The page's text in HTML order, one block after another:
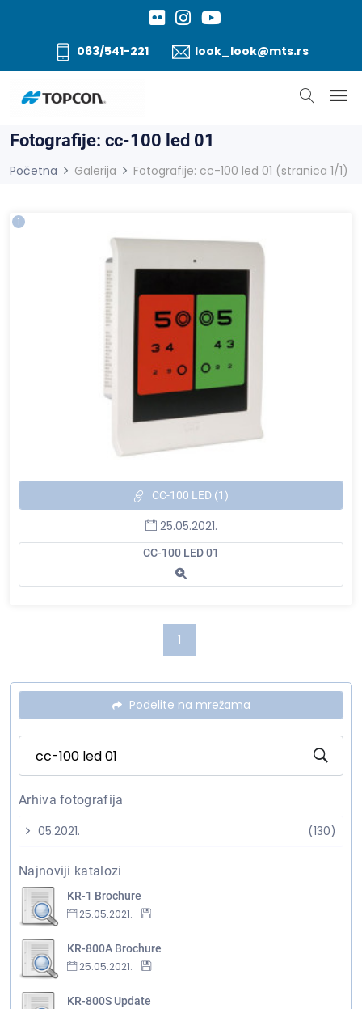
063/541-221 look_look@mts.rs
Fotografije: cc-100 led 01
Početna Galerija Fotografije: cc-100 led 01 (stranica 1/1)
1
CC-100 LED (1)
25.05.2021.
CC-100 LED 01
1
Podelite na mrežama
Arhiva fotografija
05.2021. (130)
Najnoviji katalozi
KR-1 Brochure
25.05.2021.
KR-800A Brochure
25.05.2021.
KR-800S Update